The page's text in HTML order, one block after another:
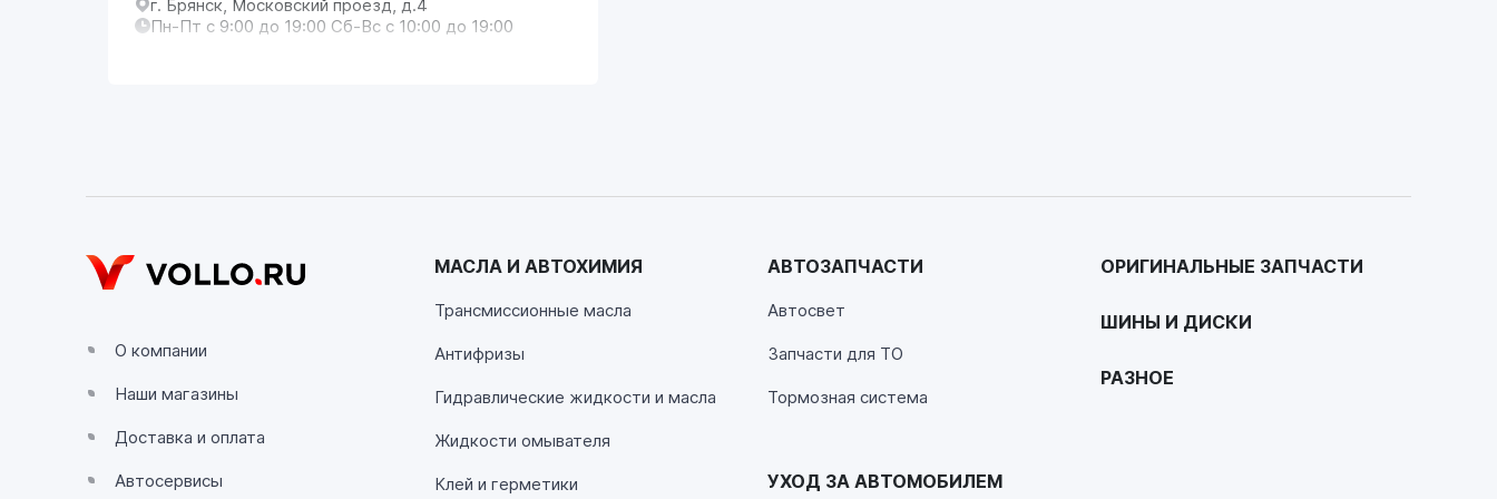
г. Брянск, Московский проезд, д.4
Пн-Пт с 9:00 до 19:00 Сб-Вс с 10:00 до 19:00
Пн-Пт с 9:00 до 19:00 Сб-Вс с 10:00 до 19:00
Пн-Пт с 9:00 до 19:00 Сб-Вс с 10:00 до 19:00
г. Рязань, улица Островского, д.109/2
О компании
Наши магазины
Доставка и оплата
Автосервисы
МАСЛА И АВТОХИМИЯ
Трансмиссионные масла
Антифризы
Гидравлические жидкости и масла
Жидкости омывателя
Клей и герметики
АВТОЗАПЧАСТИ
Автосвет
Запчасти для ТО
Тормозная система
УХОД ЗА АВТОМОБИЛЕМ
ОРИГИНАЛЬНЫЕ ЗАПЧАСТИ
ШИНЫ И ДИСКИ
РАЗНОЕ